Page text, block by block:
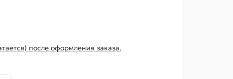
после оформления заказа.